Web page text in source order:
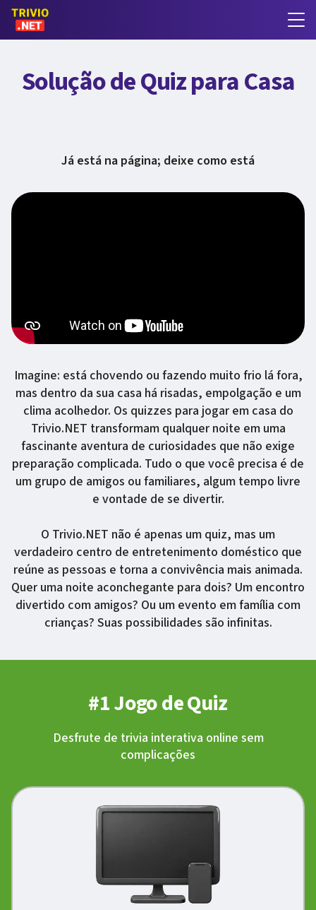
Solução de Quiz para Casa
Já está na página; deixe como está
Imagine: está chovendo ou fazendo muito frio lá fora,
mas dentro da sua casa há risadas, empolgação e um
clima acolhedor. Os quizzes para jogar em casa do
Trivio.NET transformam qualquer noite em uma
fascinante aventura de curiosidades que não exige
preparação complicada. Tudo o que você precisa é de
um grupo de amigos ou familiares, algum tempo livre
e vontade de se divertir.
O Trivio.NET não é apenas um quiz, mas um
verdadeiro centro de entretenimento doméstico que
reúne as pessoas e torna a convivência mais animada.
Quer uma noite aconchegante para dois? Um encontro
divertido com amigos? Ou um evento em família com
crianças? Suas possibilidades são infinitas.
#1 Jogo de Quiz
Desfrute de trivia interativa online sem
complicações